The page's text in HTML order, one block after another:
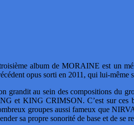
album de MORAINE est un
opus sorti en 2011, qui lui-même
grandit au sein des compositions du
et KING CRIMSON. C’est sur ces
groupes aussi fameux que
sa propre sonorité de base et de se